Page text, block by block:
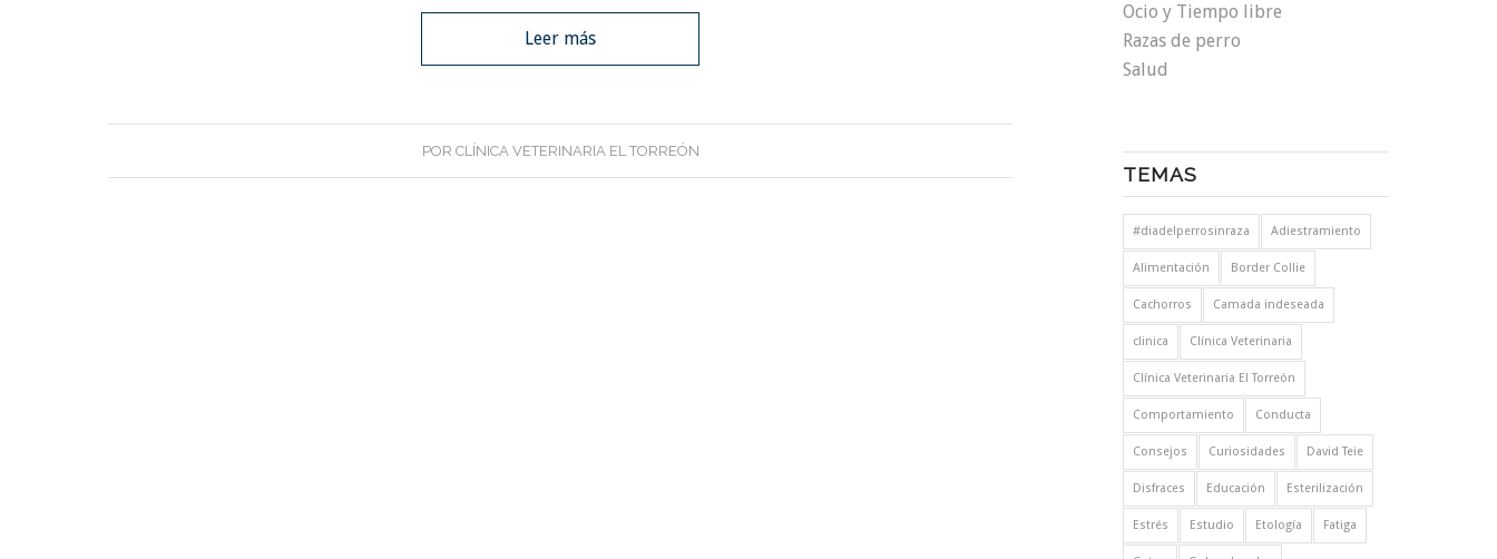
Leer más
POR CLÍNICA VETERINARIA EL TORREÓN
Ocio y Tiempo libre
Razas de perro
Salud
TEMAS
#diadelperrosinraza Adiestramiento
Alimentación Border Collie
Cachorros Camada indeseada
clinica Clínica Veterinaria
Clínica Veterinaria El Torreón
Comportamiento Conducta
Consejos Curiosidades David Teie
Disfraces Educación Esterilización
Estrés Estudio Etología Fatiga